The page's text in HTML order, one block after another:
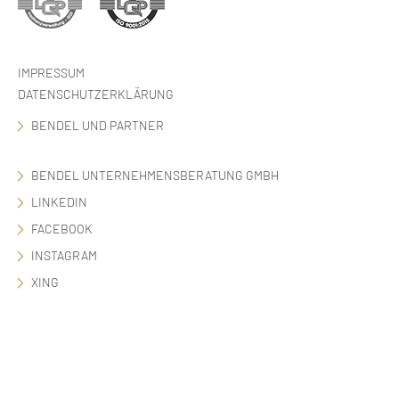
IMPRESSUM
DATENSCHUTZERKLÄRUNG
BENDEL UND PARTNER
BENDEL UNTERNEHMENSBERATUNG GMBH
LINKEDIN
FACEBOOK
INSTAGRAM
XING